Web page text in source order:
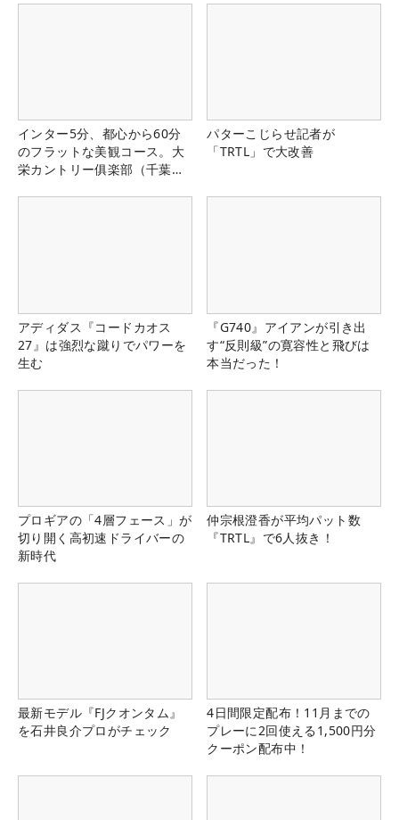
インター5分、都心から60分
のフラットな美観コース。大
栄カントリー俱楽部（千葉
パターこじらせ記者が
「TRTL」で大改善
アディダス『コードカオス
27』は強烈な蹴りでパワーを
生む
『G740』アイアンが引き出
す“反則級”の寛容性と飛びは
本当だった！
プロギアの「4層フェース」が
切り開く高初速ドライバーの
新時代
仲宗根澄香が平均パット数
『TRTL』で6人抜き！
最新モデル『FJクオンタム』
を石井良介プロがチェック
4日間限定配布！11月までの
プレーに2回使える1,500円分
クーポン配布中！